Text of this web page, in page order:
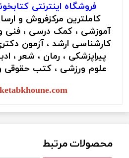
فروشگاه اینترنتی
کاملترین مرکزفروش و
آموزشی ، کمک درسی ، فنی
کارشناسی ارشد ، آزمون
پیراپزشکی ، رمان ، شعر ،
علوم ورزشی ، کتب حقوقی و
محصولات مرتبط